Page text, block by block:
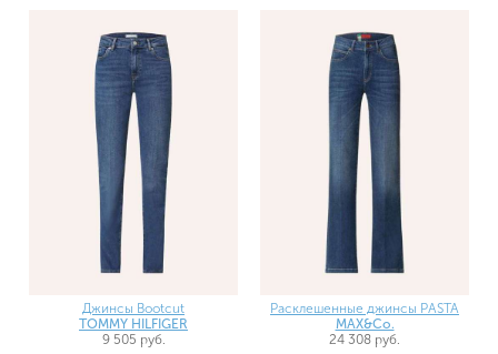
Джинсы Bootcut
TOMMY HILFIGER
9 505 руб.
Расклешенные джинсы PASTA
MAX&Co.
24 308 руб.